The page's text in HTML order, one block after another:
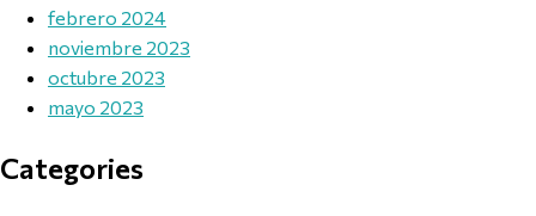
febrero 2024
noviembre 2023
octubre 2023
mayo 2023
Categories